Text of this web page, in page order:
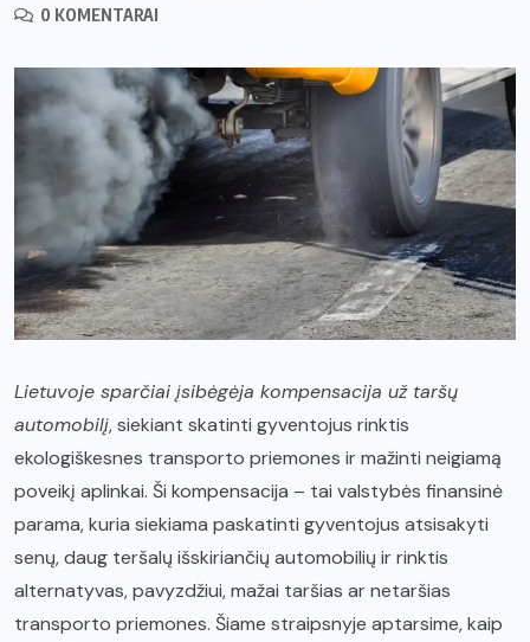
0 KOMENTARAI
Lietuvoje sparčiai įsibėgėja kompensacija už taršų
automobilį, siekiant skatinti gyventojus rinktis
ekologiškesnes transporto priemones ir mažinti neigiamą
poveikį aplinkai. Ši kompensacija – tai valstybės finansinė
parama, kuria siekiama paskatinti gyventojus atsisakyti
senų, daug teršalų išskiriančių automobilių ir rinktis
alternatyvas, pavyzdžiui, mažai taršias ar netaršias
transporto priemones. Šiame straipsnyje aptarsime, kaip